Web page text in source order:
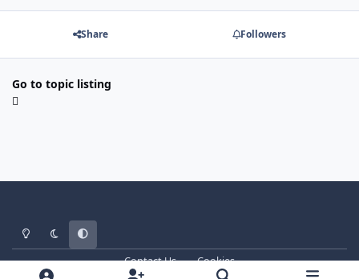
Share Followers
Go to topic listing
Light ModeDark ModeSystem Preference
Contact Us
Cookies